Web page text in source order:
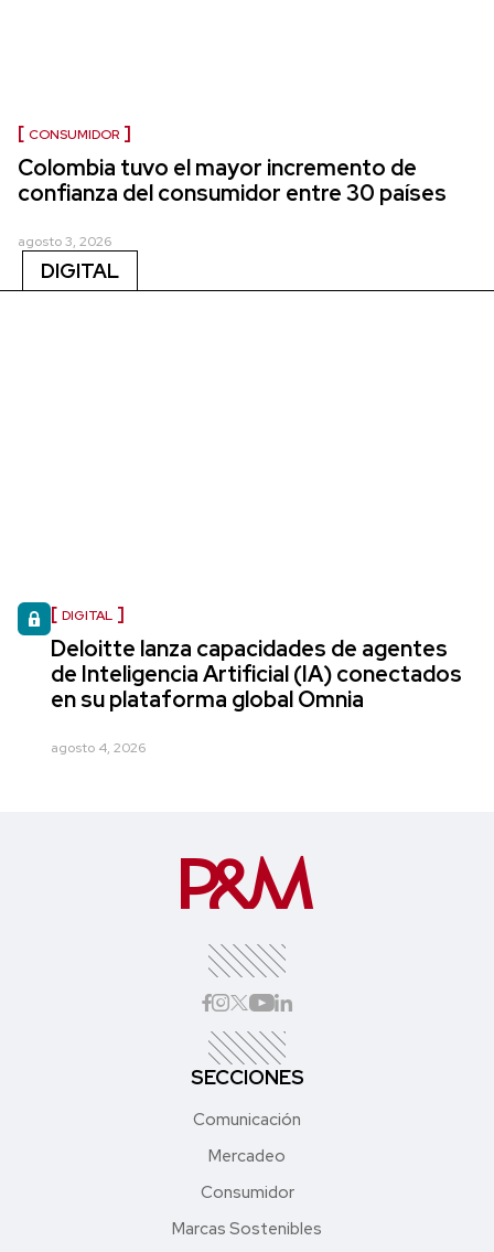
CONSUMIDOR
Colombia tuvo el mayor incremento de
confianza del consumidor entre 30 países
agosto 3, 2026
DIGITAL
DIGITAL
Deloitte lanza capacidades de agentes
de Inteligencia Artificial (IA) conectados
en su plataforma global Omnia
agosto 4, 2026
SECCIONES
Comunicación
Mercadeo
Consumidor
Marcas Sostenibles